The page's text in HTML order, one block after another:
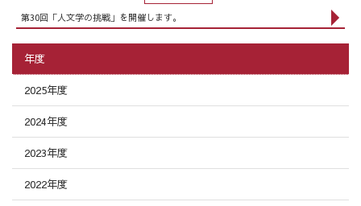
第30回「人文学の挑戦」を開催します。
年度
2025年度
2024年度
2023年度
2022年度